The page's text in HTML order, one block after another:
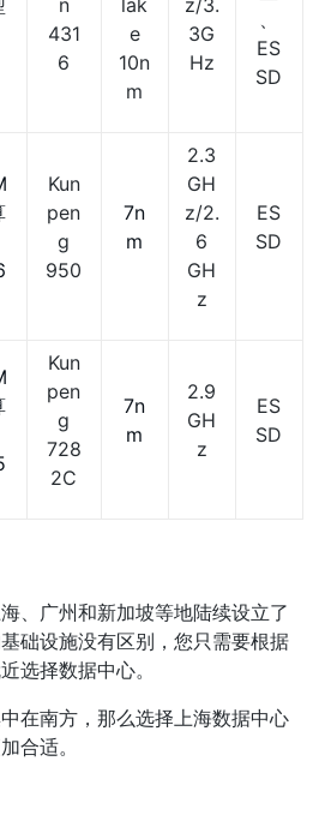
n
431
6
lak
e
10n
m
z/3.
3G
Hz
、
ES
SD
Kun
pen
g
950
7n
m
2.3
GH
z/2.
6
GH
z
ES
SD
Kun
pen
g
728
2C
7n
m
2.9
GH
z
ES
SD
、广州和新加坡等地陆续设立了
础设施没有区别，您只需要根据
选择数据中心。
在南方，那么选择上海数据中心
合适。